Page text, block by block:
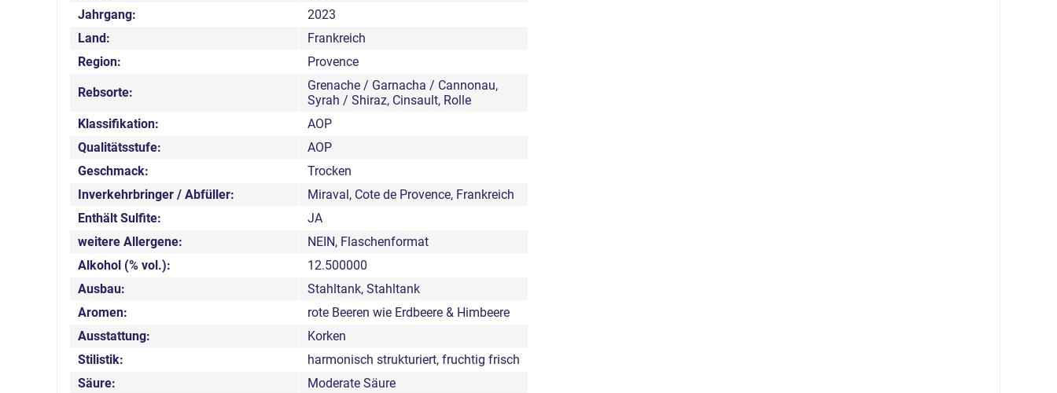
Jahrgang:
2023
Land:
Frankreich
Region:
Provence
Rebsorte:
Grenache / Garnacha / Cannonau,
Syrah / Shiraz, Cinsault, Rolle
Klassifikation:
AOP
Qualitätsstufe:
AOP
Geschmack:
Trocken
Inverkehrbringer / Abfüller:
Miraval, Cote de Provence, Frankreich
Enthält Sulfite:
JA
weitere Allergene:
NEIN, Flaschenformat
Alkohol (% vol.):
12.500000
Ausbau:
Stahltank, Stahltank
Aromen:
rote Beeren wie Erdbeere & Himbeere
Ausstattung:
Korken
Stilistik:
harmonisch strukturiert, fruchtig frisch
Säure:
Moderate Säure